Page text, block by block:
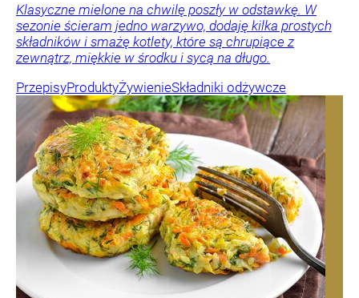
Klasyczne mielone na chwilę poszły w odstawkę. W
sezonie ścieram jedno warzywo, dodaję kilka prostych
składników i smażę kotlety, które są chrupiące z
zewnątrz, miękkie w środku i sycą na długo.
PrzepisyProduktyŻywienieSkładniki odżywcze